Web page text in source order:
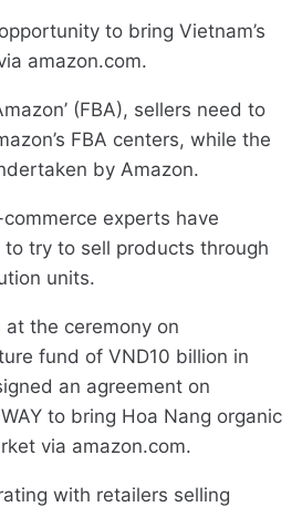
to bring Vietnam’s
amazon.com.
(FBA), sellers need to
FBA centers, while the
by Amazon.
experts have
try to sell products through
units.
at the ceremony on
fund of VND10 billion in
an agreement on
to bring Hoa Nang organic
via amazon.com.
with retailers selling